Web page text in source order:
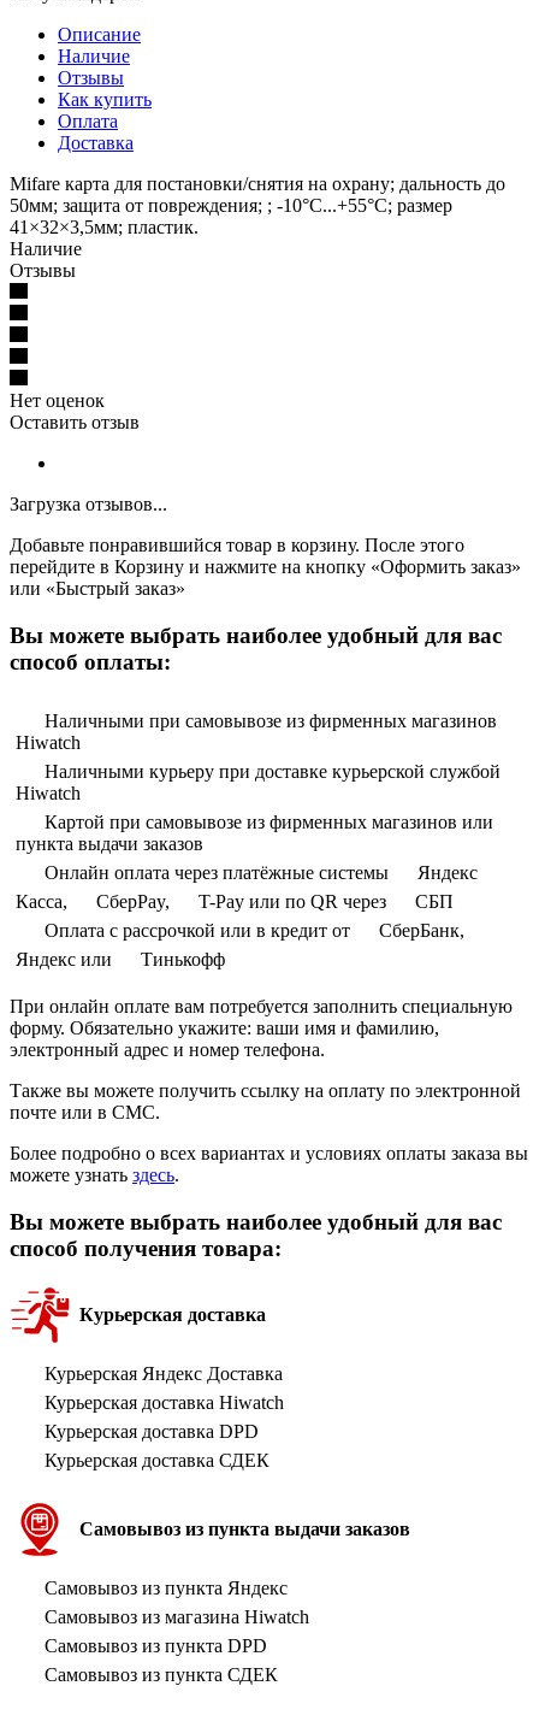
Описание
Наличие
Отзывы
Как купить
Оплата
Доставка
Mifare карта для постановки/снятия на охрану; дальность до
50мм; защита от повреждения; ; -10°C...+55°C; размер
41×32×3,5мм; пластик.
Наличие
Отзывы
Нет оценок
Оставить отзыв
Загрузка отзывов...
Добавьте понравившийся товар в корзину. После этого
перейдите в Корзину и нажмите на кнопку «Оформить заказ»
или «Быстрый заказ»
Вы можете выбрать наиболее удобный для вас
способ оплаты:
Наличными при самовывозе из фирменных магазинов
Hiwatch
Наличными курьеру при доставке курьерской службой
Hiwatch
Картой при самовывозе из фирменных магазинов или
пункта выдачи заказов
Онлайн оплата через платёжные системы
Яндекс
Касса,
СберPay, T-Pay или по QR через
СБП
Оплата с рассрочкой или в кредит от
СберБанк,
Яндекс или
Тинькофф
При онлайн оплате вам потребуется заполнить специальную
форму. Обязательно укажите: ваши имя и фамилию,
электронный адрес и номер телефона.
Также вы можете получить ссылку на оплату по электронной
почте или в СМС.
Более подробно о всех вариантах и условиях оплаты заказа вы
можете узнать здесь.
Вы можете выбрать наиболее удобный для вас
способ получения товара:
Курьерская доставка
Курьерская Яндекс Доставка
Курьерская доставка Hiwatch
Курьерская доставка DPD
Курьерская доставка СДЕК
Самовывоз из пункта выдачи заказов
Самовывоз из пункта Яндекс
Самовывоз из магазина Hiwatch
Самовывоз из пункта DPD
Самовывоз из пункта СДЕК